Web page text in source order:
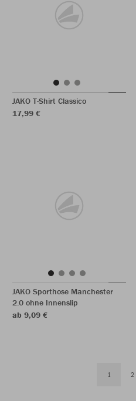
JAKO T-Shirt Classico
17,99 €
JAKO Sporthose Manchester
2.0 ohne Innenslip
ab 9,09 €
1 2